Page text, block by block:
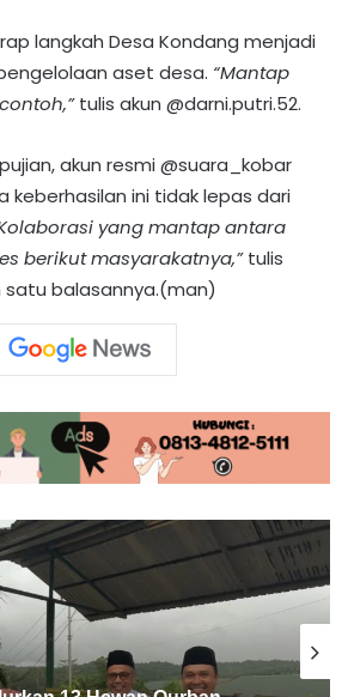
langkah Desa Kondang menjadi
aset desa. “Mantap
tulis akun @darni.putri.52.
akun resmi @suara_kobar
keberhasilan ini tidak lepas dari
yang mantap antara
berikut masyarakatnya,”tulis
balasannya.(man)